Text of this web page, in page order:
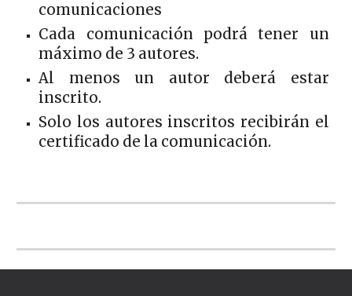
comunicaciones
Cada comunicación podrá tener un
máximo de 3 autores.
Al menos un autor deberá estar
inscrito.
Solo los autores inscritos recibirán el
certificado de la comunicación.